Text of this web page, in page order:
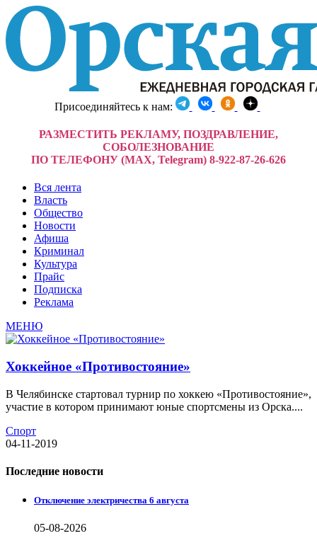
Присоединяйтесь к нам:
РАЗМЕСТИТЬ РЕКЛАМУ, ПОЗДРАВЛЕНИЕ,
СОБОЛЕЗНОВАНИЕ
ПО ТЕЛЕФОНУ (MAX, Telegram) 8-922-87-26-626
Вся лента
Власть
Общество
Новости
Афиша
Криминал
Культура
Прайс
Подписка
Реклама
МЕНЮ
Хоккейное «Противостояние»
В Челябинске стартовал турнир по хоккею «Противостояние»,
участие в котором принимают юные спортсмены из Орска....
Спорт
04-11-2019
Последние новости
Отключение электричества 6 августа
05-08-2026